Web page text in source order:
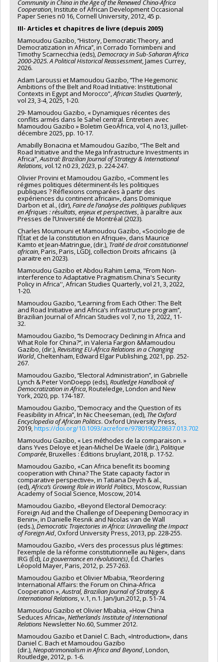
Community in China in the Age of the Renewed China-Africa
Cooperation, Institute of African Development Occasional
Paper Series n0 16, Cornell University, 2012, 45 p.
III- Articles et chapitres de livre (depuis 2005)
Mamoudou Gazibo, ‘‘History, Democratic Theory, and
Democratization in Africa’’, in Corrado Tornimbeni and
Timothy Scarnecchia (eds),Democracy in Sub-Saharan Africa
2000-2025. A Political Historical Reassessment, James Currey,
2026.
Adam Laroussi et Mamoudou Gazibo, ‘‘The Hegemonic
Ambitions of the Belt and Road Initiative: Institutional
Contexts in Egypt and Morocco”,African Studies Quarterly,
vol 23, 3-4, 2025, 1-20.
29- Mamoudou Gazibo, « Dynamiques récentes des
conflits armés dans le Sahel central. Entretien avec
Mamoudou Gazibo » Boletim GeoÁfrica, vol 4, no13, juillet-
décembre 2025, pp. 10-17.
Amabilly Bonacina et Mamoudou Gazibo, “The Belt and
Road Initiative and the Mega Infrastructure Investments in
Africa”,Austral: Brazilian Journal of Strategy & International
Relations, vol.12 n0 23, 2023, p. 224-247.
Olivier Provini et Mamoudou Gazibo, «Comment les
régimes politiques déterminent-ils les politiques
publiques ? Réflexions comparées à partir des
expériences du continent africain», dans Dominique
Darbon et al., (dir),Faire de l’analyse des politiques publiques
en Afriques : résultats, enjeux et perspectives, à paraître aux
Presses de l’Université de Montréal (2023).
Charles Moumouni et Mamoudou Gazibo, «Sociologie de
l’État et de la constitution en Afrique», dans Maurice
Kamto et Jean-Matringue, (dir.), Traité de droit constitutionnel
africain, Paris, Paris, LGDJ, collection Droits africains (à
paraitre en 2023).
Mamoudou Gazibo et Abdou Rahim Lema, "From Non-
interference to Adaptative Pragmatism.China's Security
Policy in Africa'', African Studies Quarterly, vol 21, 3, 2022,
1-20.
Mamoudou Gazibo, ‘‘Learning from Each Other: The Belt
and Road Initiative and Africa’s infrastructure program’’,
Brazilian Journal of African Studies vol 7, no 13, 2022, 11-
32.
Mamoudou Gazibo, ‘‘Is Democracy Declining in Africa and
What Role for China?’’, in Valeria Fargion &Mamoudou
Gazibo, (dir.),Revisiting EU-Africa Relations in a Changing
World, Cheltenham, Edward Elgar Publishing, 2021, pp. 252-
267.
Mamoudou Gazibo, ‘‘Electoral Administration’’, in Gabrielle
Lynch & Peter VonDoepp (eds),Routledge Handbook of
Democratization in Africa, Routeledge, London and New
York, 2020, pp. 174-187.
Mamoudou Gazibo, ‘‘Democracy and the Question of its
Feasibility in Africa’’, In Nic Cheeseman, (ed), The Oxford
Encyclopedia of African Politics. Oxford University Press,
2019,https://doi.org/10.1093/acrefore/9780190228637.013.702
Mamoudou Gazibo, « Les méthodes de la comparaison. »
dans Yves Deloye et Jean-Michel De Waele (dir.),Politique
Comparée, Bruxelles : Éditions bruylant, 2018, p. 17-52.
Mamoudou Gazibo, «Can Africa benefit its booming
cooperation with China? The State capacity factor in
comparative perspective», in Tatiana Deych & al.,
(ed),Africa’s Growing Role in World Politics, Moscow, Russian
Academy of Social Science, Moscow, 2014.
Mamoudou Gazibo, «Beyond Electoral Democracy:
Foreign Aid and the Challenge of Deepening Democracy in
Benin», in Danielle Resnik and Nicolas van de Wall
(eds.),Democratic Trajectories in Africa: Unravelling the Impact
of Foreign Aid, Oxford University Press, 2013, pp. 228-255.
Mamoudou Gazibo, «Vers des processus plus légitimes:
l’exemple de la réforme constitutionnelle au Niger», dans
IRG (Éd),La gouvernance en révolution(s), Éd. Charles
Léopold Mayer, Paris, 2012, p. 257-263.
Mamoudou Gazibo et Olivier Mbabia, ‘‘Reordering
International Affairs: the Forum on China-Africa
Cooperation »,Austral, Brazilian Journal of Strategy &
International Relations, v.1, n.1. Jan/Jun.2012, p. 51-74.
Mamoudou Gazibo et Olivier Mbabia, «How China
Seduces Africa»,Netherlands Institute of International
RelationsNewsletter No.60, Summer 2012.
Mamoudou Gazibo et Daniel C. Bach, «Introduction», dans
Daniel C. Bach et Mamoudou Gazibo
(dir.),Neopatrimonialism in Africa and Beyond, London,
Routledge, 2012, p. 1-6.